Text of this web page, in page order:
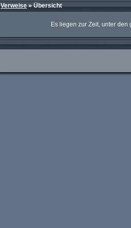
Verweise» Übersicht
Es liegen zur Zeit, unter